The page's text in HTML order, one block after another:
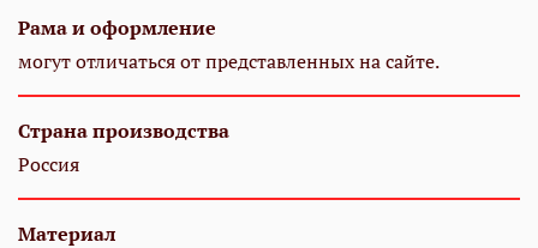
Рама и оформление
могут отличаться от представленных на сайте.
Страна производства
Россия
Материал